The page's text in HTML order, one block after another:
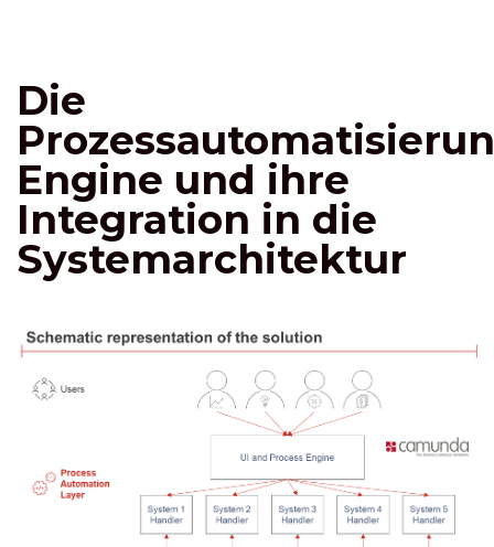
Die
Engine und ihre
Integration in die
Systemarchitektur